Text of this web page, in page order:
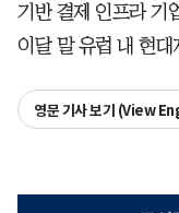
기반 결제 인프라 기
이달 말 유럽 내 현
영문 기사 보기 (View